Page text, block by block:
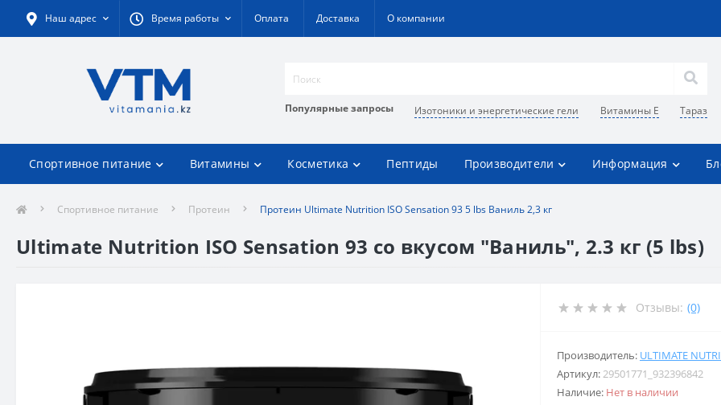
Наш адрес Время работы Оплата Доставка О компании
Популярные запросы Изотоники и энергетические гели Витамины Е Тараз
Спортивное питание Витамины Косметика Пептиды Производители Информация
Спортивное питание Протеин Протеин Ultimate Nutrition ISO Sensation 93 5 lbs Ваниль 2,3 кг
Ultimate Nutrition ISO Sensation 93 со вкусом "Ваниль", 2.3 кг (5 lbs)
Отзывы: (0)
Производитель: ULTIMATE
Артикул:29501771_932396842
Наличие: Нет в наличии